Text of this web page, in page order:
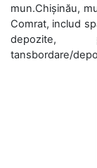
mun.Chișinău,
Comrat, includ
depozite,
tansbordare/